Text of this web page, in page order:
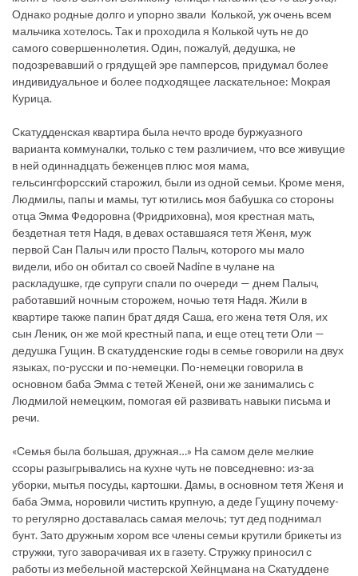
Однако родные долго и упорно звали Колькой, уж очень всем
мальчика хотелось. Так и проходила я Колькой чуть не до
самого совершеннолетия. Один, пожалуй, дедушка, не
подозревавший о грядущей эре памперсов, придумал более
индивидуальное и более подходящее ласкательное: Мокрая
Курица.
Скатудденская квартира была нечто вроде буржуазного
варианта коммуналки, только с тем различием, что все живущие
в ней одиннадцать беженцев плюс моя мама,
гельсингфорсский старожил, были из одной семьи. Кроме меня,
Людмилы, папы и мамы, тут ютились моя бабушка со стороны
отца Эмма Федоровна (Фридриховна), моя крестная мать,
бездетная тетя Надя, в девах оставшаяся тетя Женя, муж
первой Сан Палыч или просто Палыч, которого мы мало
видели, ибо он обитал со своей Nadine в чулане на
раскладушке, где супруги спали по очереди — днем Палыч,
работавший ночным сторожем, ночью тетя Надя. Жили в
квартире также папин брат дядя Саша, его жена тетя Оля, их
сын Леник, он же мой крестный папа, и еще отец тети Оли —
дедушка Гущин. В скатудденские годы в семье говорили на двух
языках, по-русски и по-немецки. По-немецки говорила в
основном баба Эмма с тетей Женей, они же занимались с
Людмилой немецким, помогая ей развивать навыки письма и
речи.
«Семья была большая, дружная…» На самом деле мелкие
ссоры разыгрывались на кухне чуть не повседневно: из-за
уборки, мытья посуды, картошки. Дамы, в основном тетя Женя и
баба Эмма, норовили чистить крупную, а деде Гущину почему-
то регулярно доставалась самая мелочь; тут дед поднимал
бунт. Зато дружным хором все члены семьи крутили брикеты из
стружки, туго заворачивая их в газету. Стружку приносил с
работы из мебельной мастерской Хейнцмана на Скатуддене